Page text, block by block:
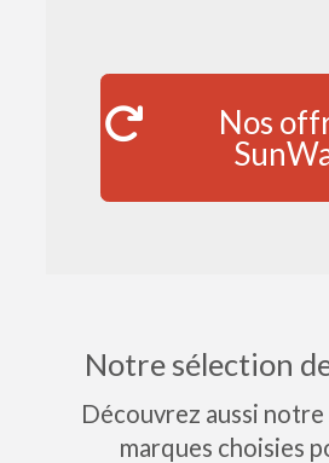
Nos
Notre sélection
Découvrez aussi
marques choisies